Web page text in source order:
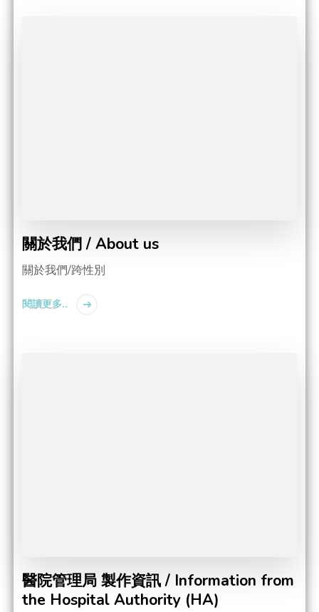
關於我們 / About us
關於我們/跨性別
閱讀更多..
醫院管理局 製作資訊 / Information from
the Hospital Authority (HA)